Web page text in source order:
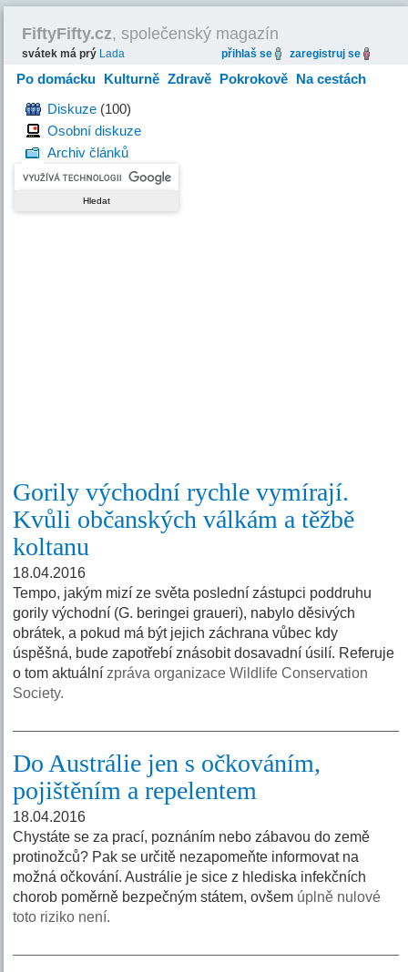
FiftyFifty.cz, společenský magazín
svátek má prý Lada přihlaš se zaregistruj se
Po domácku Kulturně Zdravě Pokrokově Na cestách
HravěDiskuze (100)
Osobní diskuze
Archiv článků
Gorily východní rychle vymírají.
Kvůli občanských válkám a těžbě
koltanu
18.04.2016
Tempo, jakým mizí ze světa poslední zástupci poddruhu
gorily východní (G. beringei graueri), nabylo děsivých
obrátek, a pokud má být jejich záchrana vůbec kdy
úspěšná, bude zapotřebí znásobit dosavadní úsilí. Referuje
o tom aktuální zpráva organizace Wildlife Conservation
Society.
Do Austrálie jen s očkováním,
pojištěním a repelentem
18.04.2016
Chystáte se za prací, poznáním nebo zábavou do země
protinožců? Pak se určitě nezapomeňte informovat na
možná očkování. Austrálie je sice z hlediska infekčních
chorob poměrně bezpečným státem, ovšem úplně nulové
toto riziko není.